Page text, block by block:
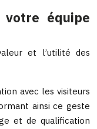
votre équipe
et l’utilité des
avec les visiteurs
ainsi ce geste
et de qualification